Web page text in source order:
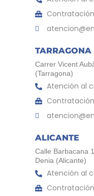
TARRAGONA
Carrer Vicent
(Tarragona)
Atención al
ALICANTE
Calle Barbacana
Denia (Alicante)
Atención al